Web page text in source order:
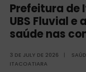
Prefeitura
UBS Fluvial e
saúde nas
3 DE JULY DE 2026 |
ITACOATIARA